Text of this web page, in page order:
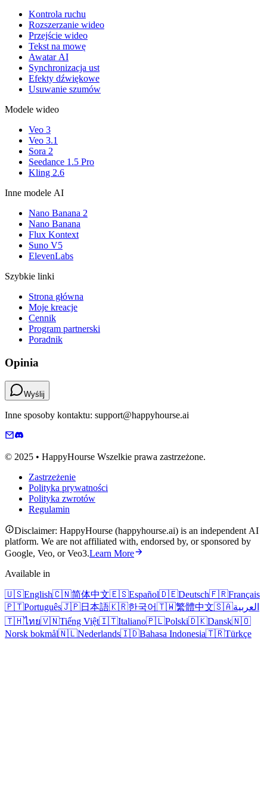
Kontrola ruchu
Rozszerzanie wideo
Przejście wideo
Tekst na mowę
Awatar AI
Synchronizacja ust
Efekty dźwiękowe
Usuwanie szumów
Modele wideo
Veo 3
Veo 3.1
Sora 2
Seedance 1.5 Pro
Kling 2.6
Inne modele AI
Nano Banana 2
Nano Banana
Flux Kontext
Suno V5
ElevenLabs
Szybkie linki
Strona główna
Moje kreacje
Cennik
Program partnerski
Poradnik
Opinia
Wyślij
Inne sposoby kontaktu: support@happyhourse.ai
© 2025 • HappyHourse Wszelkie prawa zastrzeżone.
Zastrzeżenie
Polityka prywatności
Polityka zwrotów
Regulamin
Disclaimer: HappyHourse (happyhourse.ai) is an independent AI
platform. We are not affiliated with, endorsed by, or sponsored by
Google, Veo, or Veo3.Learn More
Available in
🇺🇸English🇨🇳简体中文🇪🇸Español🇩🇪Deutsch🇫🇷Français
🇵🇹Português🇯🇵日本語🇰🇷한국어🇹🇼繁體中文🇸🇦العربية
🇹🇭ไทย🇻🇳Tiếng Việt🇮🇹Italiano🇵🇱Polski🇩🇰Dansk🇳🇴
Norsk bokmål🇳🇱Nederlands🇮🇩Bahasa Indonesia🇹🇷Türkçe